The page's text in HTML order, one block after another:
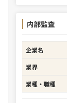
内部監査
企業名
業界
業種・職種